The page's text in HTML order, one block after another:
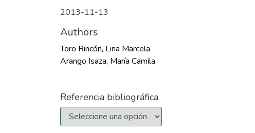
2013-11-13
Authors
Toro Rincón, Lina Marcela
Arango Isaza, María Camila
Referencia bibliográfica